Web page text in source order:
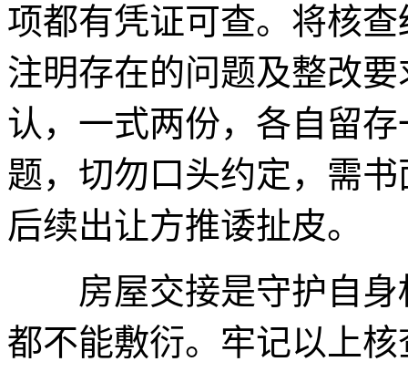
项都有凭证可查。将核
注明存在的问题及整改
认，一式两份，各自留
题，切勿口头约定，需
后续出让方推诿扯皮。
房屋交接是守护自身
都不能敷衍。牢记以上